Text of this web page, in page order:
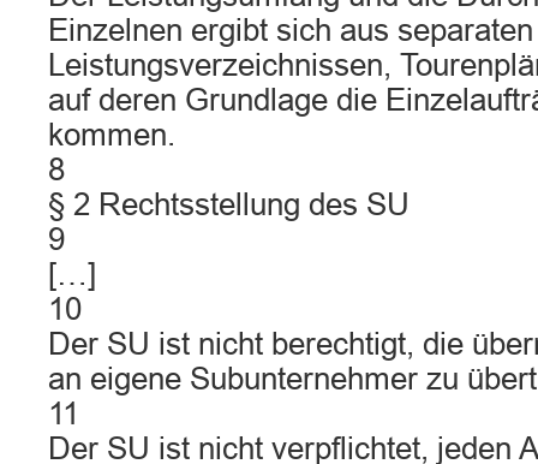
Einzelnen ergibt sich aus separaten
Leistungsverzeichnissen,
auf deren Grundlage die
kommen.
8
§ 2 Rechtsstellung des SU
9
[…]
10
Der SU ist nicht berechtigt, die
an eigene Subunternehmer zu
11
Der SU ist nicht verpflichtet, jeden